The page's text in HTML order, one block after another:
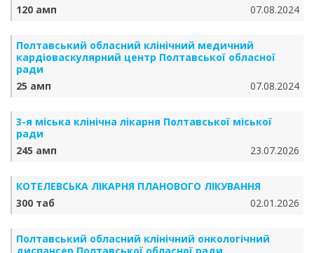
120 амп
07.08.2024
Полтавський обласний клінічний медичний
кардіоваскулярний центр Полтавської обласної
ради
25 амп
07.08.2024
3-я міська клінічна лікарня Полтавської міської
ради
245 амп
23.07.2026
КОТЕЛЕВСЬКА ЛІКАРНЯ ПЛАНОВОГО ЛІКУВАННЯ
300 таб
02.01.2026
Полтавський обласний клінічний онкологічний